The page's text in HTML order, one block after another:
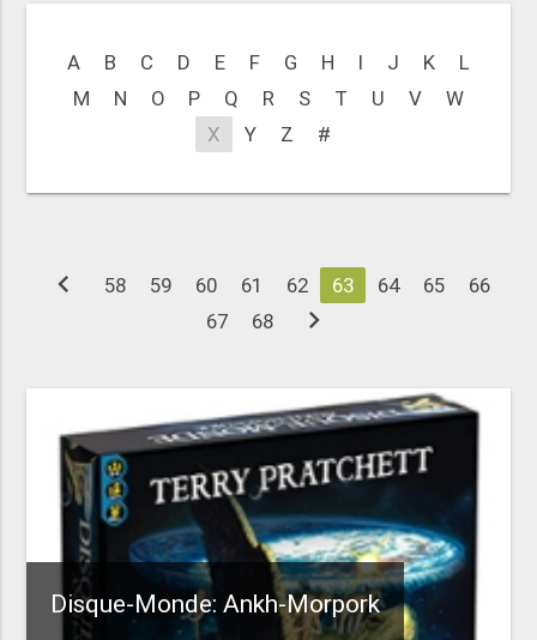
A B C D E F G H I J K
L
M
N O P Q R S T U V
W
X
Y Z #
chevron_left 58 59 60 61 62 63 64 65
66
67
68 chevron_right
Disque-Monde: Ankh-Morpork